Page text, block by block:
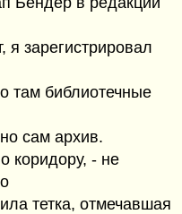
я зарегистрировал
там библиотечные
сам архив.
коридору, - не
тетка, отмечавшая